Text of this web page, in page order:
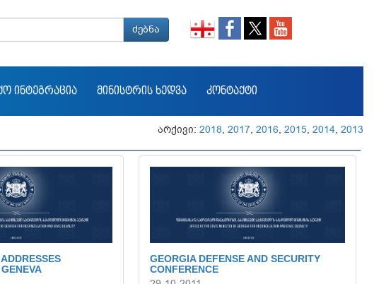
ძებნა
ᲘᲜᲢᲔᲒᲠᲐᲪᲘᲐ ᲛᲘᲜᲘᲡᲢᲠᲘᲡ ᲮᲔᲓᲕᲐ ᲙᲝᲜᲢᲐᲥᲢᲘ
არქივი: 2018, 2017, 2016, 2015, 2014, 2013
GEORGIA DEFENSE AND SECURITY
CONFERENCE